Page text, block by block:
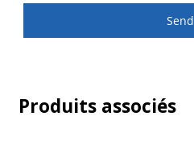
Send
Produits associés